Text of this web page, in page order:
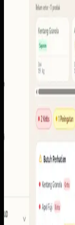
mencakup dasbor
portal pengguna.
Baca studi kasus